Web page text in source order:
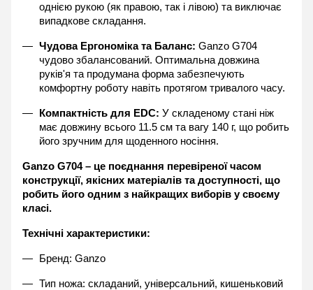
однією рукою (як правою, так і лівою) та виключає
випадкове складання.
Чудова Ергономіка та Баланс: Ganzo G704
чудово збалансований. Оптимальна довжина
руків'я та продумана форма забезпечують
комфортну роботу навіть протягом тривалого часу.
Компактність для EDC: У складеному стані ніж
має довжину всього 11.5 см та вагу 140 г, що робить
його зручним для щоденного носіння.
Ganzo G704 – це поєднання перевіреної часом
конструкції, якісних матеріалів та доступності, що
робить його одним з найкращих виборів у своєму
класі.
Технічні характеристики:
Бренд: Ganzo
Тип ножа: складаний, універсальний, кишеньковий